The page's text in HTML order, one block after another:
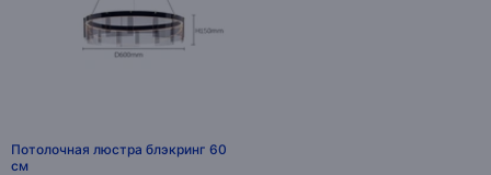
Потолочная люстра блэкринг 60
см